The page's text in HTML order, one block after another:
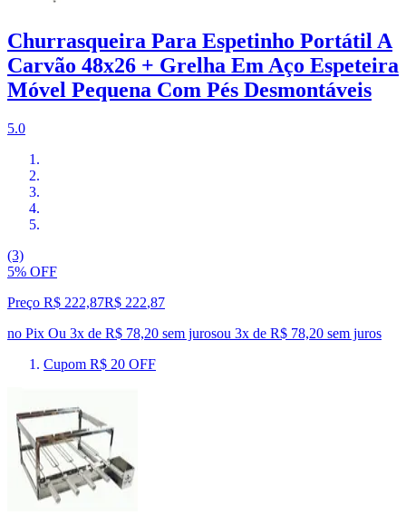
Churrasqueira Para Espetinho Portátil A
Carvão 48x26 + Grelha Em Aço Espeteira
Móvel Pequena Com Pés Desmontáveis
5.0
(3)
5% OFF
Preço R$ 222,87R$ 222,87
no Pix Ou 3x de R$ 78,20 sem jurosou 3x de R$ 78,20 sem juros
Cupom R$ 20 OFF